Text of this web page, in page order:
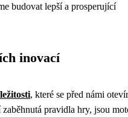
budovat lepší a prosperující
inovací
, které se před námi
pravidla hry, jsou